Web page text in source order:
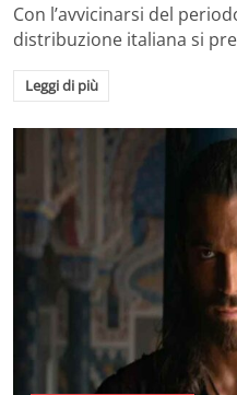
Con l’avvicinarsi del
distribuzione italiana si
Leggi di più